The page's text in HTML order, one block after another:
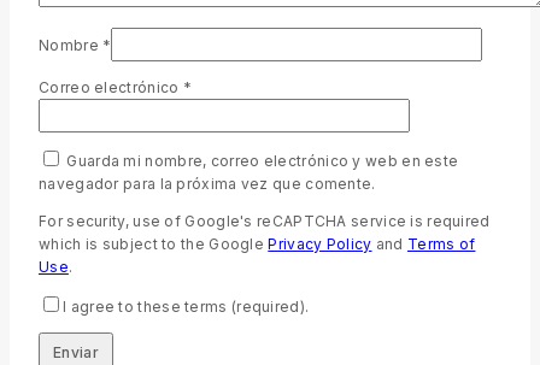
Nombre *
Correo electrónico *
Guarda mi nombre, correo electrónico y web en este
navegador para la próxima vez que comente.
For security, use of Google's reCAPTCHA service is required
which is subject to the GooglePrivacy Policy and Terms of
Use.
I agree to these terms (required).